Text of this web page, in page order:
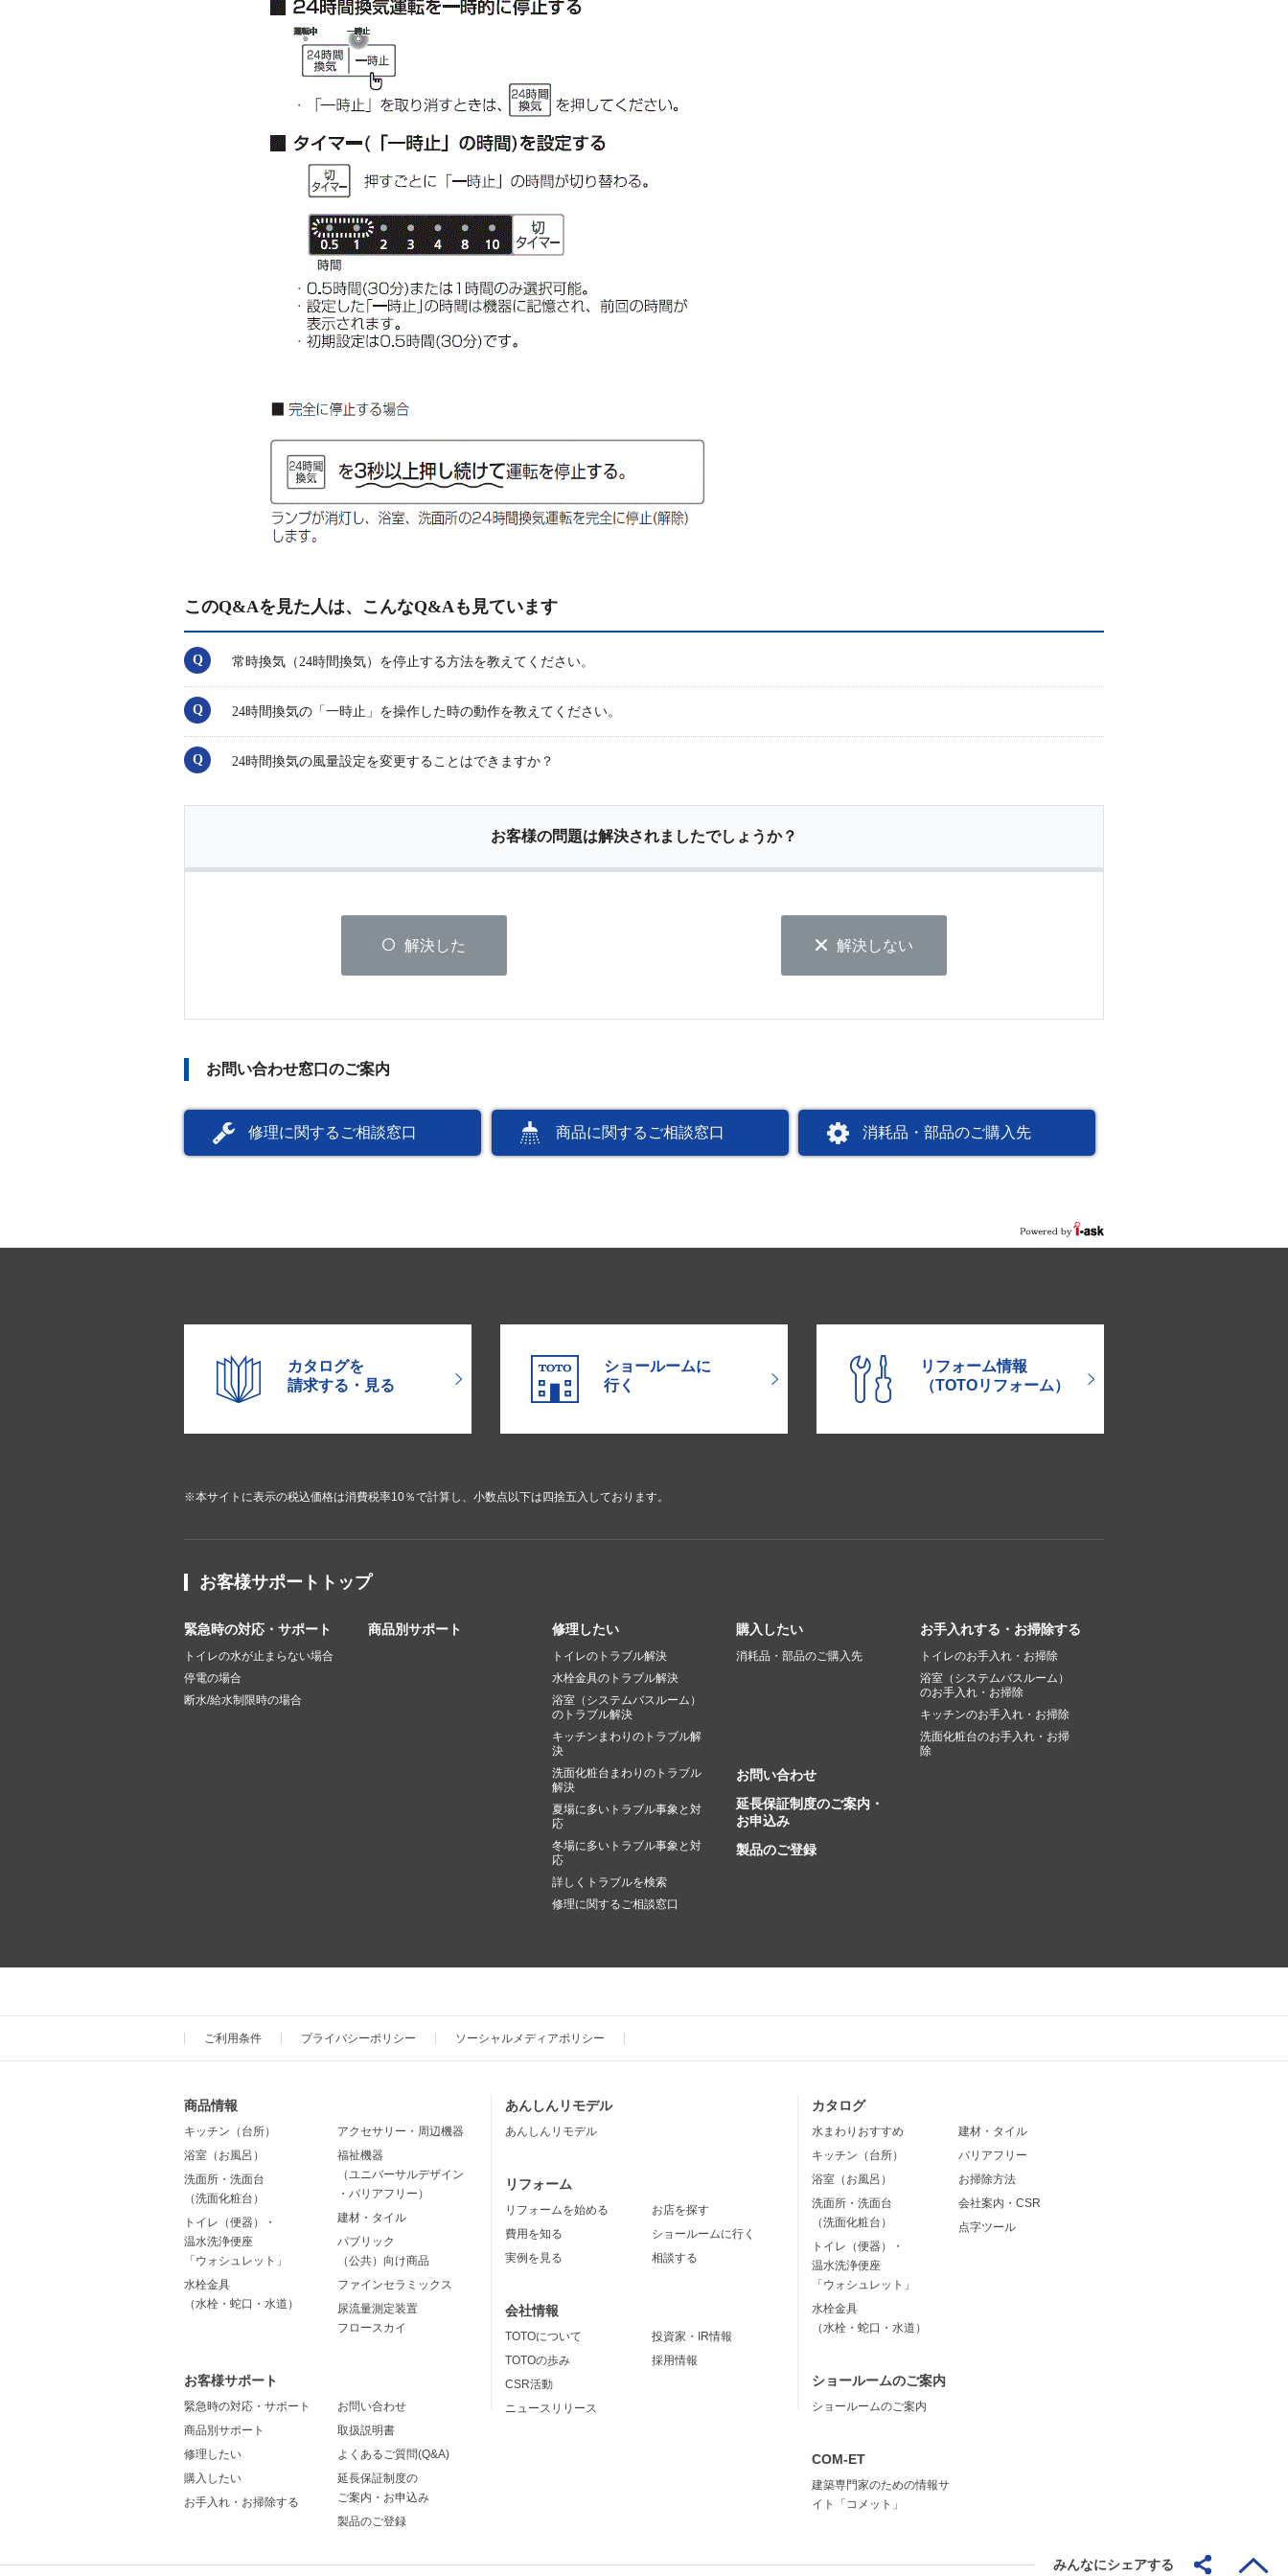
このQ&Aを見た人は、こんなQ&Aも見ています
常時換気（24時間換気）を停止する方法を教えてください。
24時間換気の「一時止」を操作した時の動作を教えてください。
24時間換気の風量設定を変更することはできますか？
お客様の問題は解決されましたでしょうか？
解決した 解決しない
お問い合わせ窓口のご案内
修理に関するご相談窓口 商品に関するご相談窓口 消耗品・部品のご購入先
カタログを
請求する・見る
ショールームに
行く
リフォーム情報
（TOTOリフォーム）
※本サイトに表示の税込価格は消費税率10％で計算し、小数点以下は四捨五入しております。
お客様サポートトップ
緊急時の対応・サポート
トイレの水が止まらない場合
停電の場合
断水/給水制限時の場合
商品別サポート 修理したい
トイレのトラブル解決
水栓金具のトラブル解決
浴室（システムバスルーム）
のトラブル解決
キッチンまわりのトラブル解
決
洗面化粧台まわりのトラブル
解決
夏場に多いトラブル事象と対
応
冬場に多いトラブル事象と対
応
詳しくトラブルを検索
修理に関するご相談窓口
購入したい
消耗品・部品のご購入先
お手入れする・お掃除する
トイレのお手入れ・お掃除
浴室（システムバスルーム）
のお手入れ・お掃除
キッチンのお手入れ・お掃除
洗面化粧台のお手入れ・お掃
除
お問い合わせ
延長保証制度のご案内・
お申込み
製品のご登録
ご利用条件 プライバシーポリシー ソーシャルメディアポリシー
商品情報
キッチン（台所）
浴室（お風呂）
洗面所・洗面台
（洗面化粧台）
トイレ（便器）・
温水洗浄便座
「ウォシュレット」
水栓金具
（水栓・蛇口・水道）
アクセサリー・周辺機器
福祉機器
（ユニバーサルデザイン
・バリアフリー）
建材・タイル
パブリック
（公共）向け商品
ファインセラミックス
尿流量測定装置
フロースカイ
お客様サポート
緊急時の対応・サポート
商品別サポート
修理したい
購入したい
お手入れ・お掃除する
お問い合わせ
取扱説明書
よくあるご質問(Q&A)
延長保証制度の
ご案内・お申込み
製品のご登録
あんしんリモデル
あんしんリモデル
リフォーム
リフォームを始める
費用を知る
実例を見る
お店を探す
ショールームに行く
相談する
会社情報
TOTOについて
TOTOの歩み
CSR活動
ニュースリリース
投資家・IR情報
採用情報
カタログ
水まわりおすすめ
キッチン（台所）
浴室（お風呂）
洗面所・洗面台
（洗面化粧台）
トイレ（便器）・
温水洗浄便座
「ウォシュレット」
水栓金具
（水栓・蛇口・水道）
建材・タイル
バリアフリー
お掃除方法
会社案内・CSR
点字ツール
ショールームのご案内
ショールームのご案内
COM-ET
建築専門家のための情報サ
イト「コメット」
みんなにシェアする